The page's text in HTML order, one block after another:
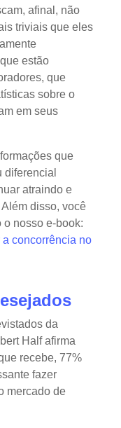
afinal, não
triviais que eles
estão
que
sobre o
em seus
que
diferencial
atraindo e
disso, você
nosso e-book:
a concorrência no
da
Half afirma
recebe, 77%
fazer
mercado de